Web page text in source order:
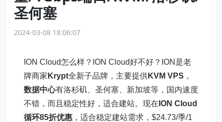
圣何塞
2024-03-08 18:06:07
ION Cloud怎么样？ION Cloud好不好？ION是老
牌商家 Krypt全新子品牌，主要提供KVM VPS ，
数据中心有洛杉矶、圣何塞、新加坡等，国内速度
不错，而且稳定性好，适合建站。现在 ION Cloud
循环85折优惠 ，适合稳定建站需求，$24.73/季/1